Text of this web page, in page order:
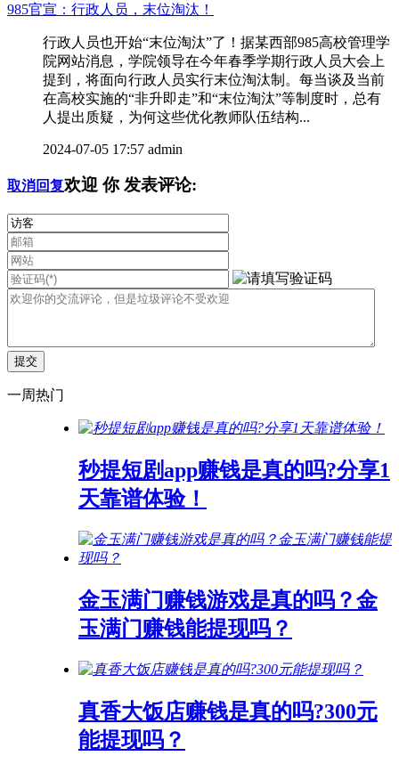
985官宣：行政人员，末位淘汰！
行政人员也开始“末位淘汰”了！据某西部985高校管理学
院网站消息，学院领导在今年春季学期行政人员大会上
提到，将面向行政人员实行末位淘汰制。每当谈及当前
在高校实施的“非升即走”和“末位淘汰”等制度时，总有
人提出质疑，为何这些优化教师队伍结构...
2024-07-05 17:57 admin
取消回复欢迎 你发表评论:
一周热门
秒提短剧app赚钱是真的吗?分享1
天靠谱体验！
金玉满门赚钱游戏是真的吗？金
玉满门赚钱能提现吗？
真香大饭店赚钱是真的吗?300元
能提现吗？